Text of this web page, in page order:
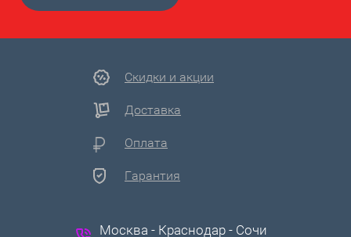
Скидки и акции
Доставка
Оплата
Гарантия
Москва - Краснодар - Сочи